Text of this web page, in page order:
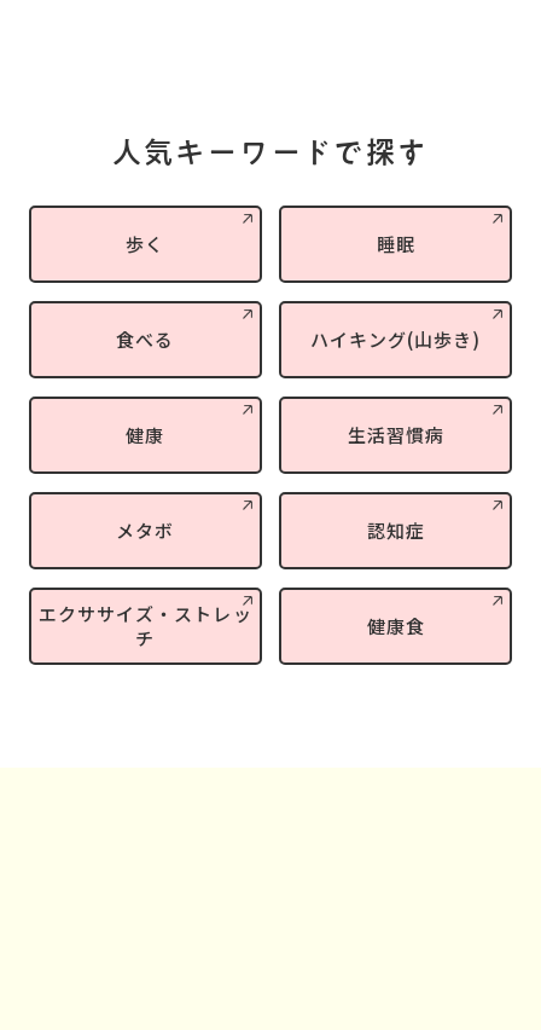
人気キーワードで探す
歩く 睡眠
食べる ハイキング(山歩き)
健康 生活習慣病
メタボ 認知症
エクササイズ・ストレッ
チ
健康食